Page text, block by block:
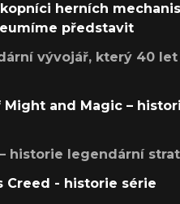
herních
představit
vývojář, který 40 let
Might and Magic –
historie legendární
Creed - historie série